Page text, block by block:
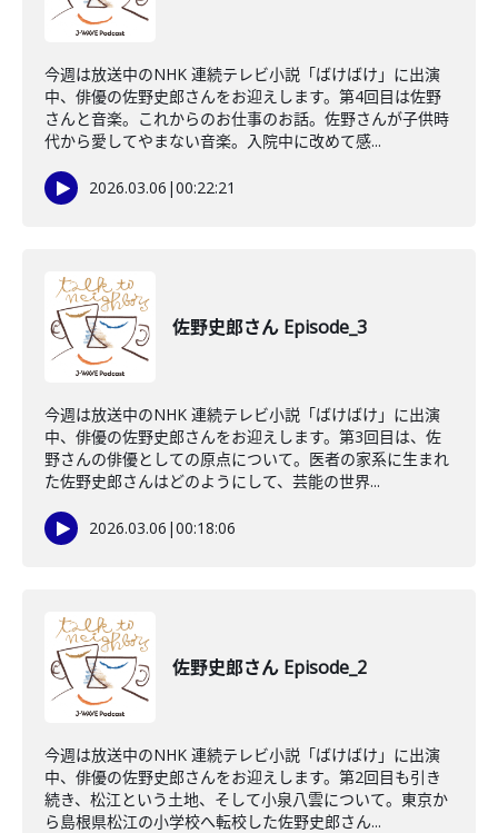
今週は放送中のNHK 連続テレビ小説「ばけばけ」に出演
中、俳優の佐野史郎さんをお迎えします。第4回目は佐野
さんと音楽。これからのお仕事のお話。佐野さんが子供時
代から愛してやまない音楽。入院中に改めて感...
2026.03.06 |00:22:21
佐野史郎さん Episode_3
今週は放送中のNHK 連続テレビ小説「ばけばけ」に出演
中、俳優の佐野史郎さんをお迎えします。第3回目は、佐
野さんの俳優としての原点について。医者の家系に生まれ
た佐野史郎さんはどのようにして、芸能の世界...
2026.03.06 |00:18:06
佐野史郎さん Episode_2
今週は放送中のNHK 連続テレビ小説「ばけばけ」に出演
中、俳優の佐野史郎さんをお迎えします。第2回目も引き
続き、松江という土地、そして小泉八雲について。東京か
ら島根県松江の小学校へ転校した佐野史郎さん...